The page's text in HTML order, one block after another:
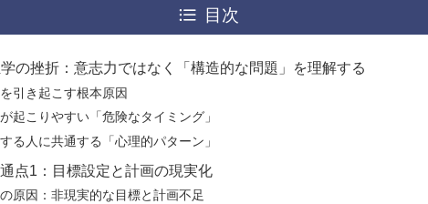
目次
の挫折：意志力ではなく「構造的な問題」を理解する
引き起こす根本原因
起こりやすい「危険なタイミング」
る人に共通する「心理的パターン」
点1：目標設定と計画の現実化
原因：非現実的な目標と計画不足